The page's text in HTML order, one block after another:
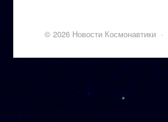
© 2026 Новости Космонавтики ·